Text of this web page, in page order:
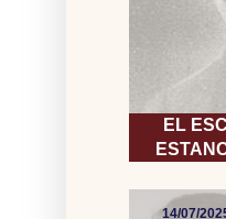
EL
14/07/